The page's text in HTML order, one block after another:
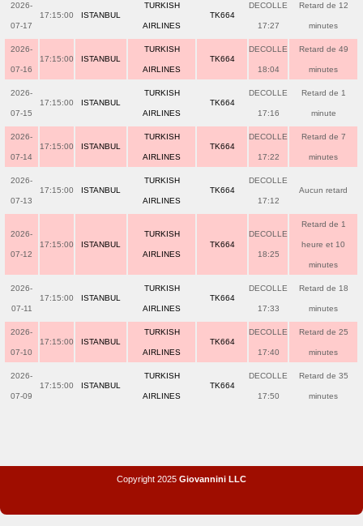
2026-
07-17
17:15:00 ISTANBUL
TURKISH
AIRLINES
TK664
DECOLLE
17:27
Retard de 12
minutes
2026-
07-16
17:15:00 ISTANBUL
TURKISH
AIRLINES
TK664
DECOLLE
18:04
Retard de 49
minutes
2026-
07-15
17:15:00 ISTANBUL
TURKISH
AIRLINES
TK664
DECOLLE
17:16
Retard de 1
minute
2026-
07-14
17:15:00 ISTANBUL
TURKISH
AIRLINES
TK664
DECOLLE
17:22
Retard de 7
minutes
2026-
07-13
17:15:00 ISTANBUL
TURKISH
AIRLINES
TK664
DECOLLE
17:12
Aucun retard
2026-
07-12
17:15:00 ISTANBUL
TURKISH
AIRLINES
TK664
DECOLLE
18:25
Retard de 1
heure et 10
minutes
2026-
07-11
17:15:00 ISTANBUL
TURKISH
AIRLINES
TK664
DECOLLE
17:33
Retard de 18
minutes
2026-
07-10
17:15:00 ISTANBUL
TURKISH
AIRLINES
TK664
DECOLLE
17:40
Retard de 25
minutes
2026-
07-09
17:15:00 ISTANBUL
TURKISH
AIRLINES
TK664
DECOLLE
17:50
Retard de 35
minutes
Copyright 2025 Giovannini LLC